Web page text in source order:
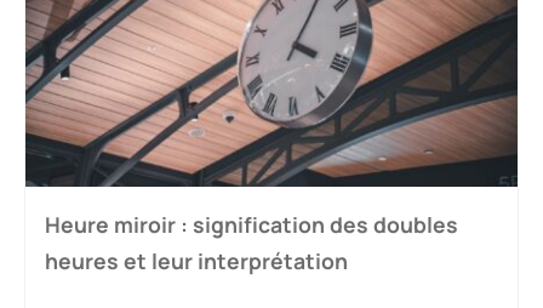
Heure miroir : signification des doubles
heures et leur interprétation